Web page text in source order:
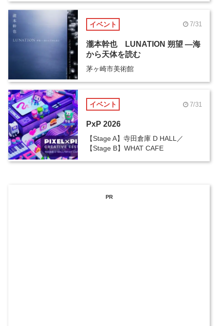
イベント 7/31
瀧本幹也 LUNATION 朔望 ―海
から天体を読む
茅ヶ崎市美術館
イベント 7/31
PxP 2026
【Stage A】寺田倉庫 D HALL／
【Stage B】WHAT CAFE
PR